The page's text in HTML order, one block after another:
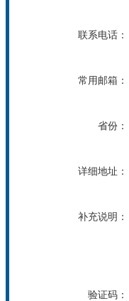
联系电话：
常用邮箱：
省份：
详细地址：
补充说明：
验证码：